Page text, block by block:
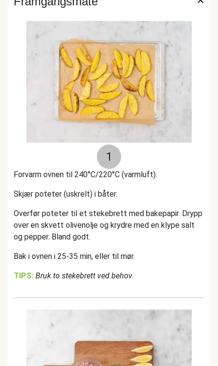
1
Forvarm ovnen til 240°C/220°C (varmluft).
Skjær poteter (uskrelt) i båter.
Overfør poteter til et stekebrett med bakepapir. Drypp
over en skvett olivenolje og krydre med en klype salt
og pepper. Bland godt.
Bak i ovnen i 25-35 min, eller til mør.
TIPS: Bruk to stekebrett ved behov.